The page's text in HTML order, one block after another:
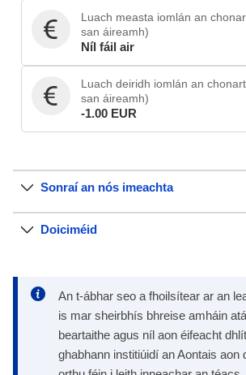
Luach measta iomlán an
san áireamh)
Níl fáil air
Luach deiridh iomlán an
san áireamh)
-1.00 EUR
Sonraí an nós imeachta
Doiciméid
An t-ábhar seo a fhoilsítear ar an
is mar sheirbhís bhreise amháin
beartaithe agus níl aon éifeacht
ghabhann institiúidí an Aontais aon